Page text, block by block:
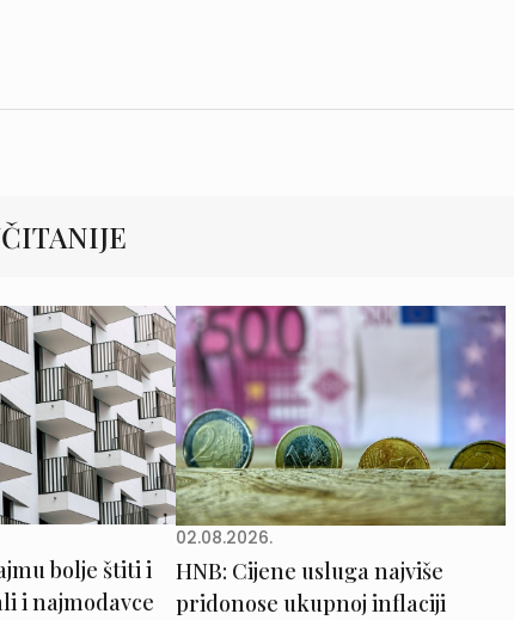
bolje štiti i
i najmodavce
02.08.2026.
HNB: Cijene usluga najviše
pridonose ukupnoj inflaciji